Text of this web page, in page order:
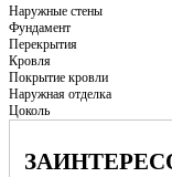
Наружные стены
Фундамент
Перекрытия
Кровля
Покрытие кровли
Наружная отделка
Цоколь